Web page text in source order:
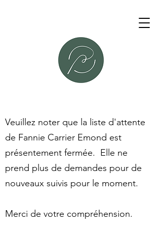
Veuillez noter que la liste d'attente
de Fannie Carrier Emond est
présentement fermée. Elle ne
prend plus de demandes pour de
nouveaux suivis pour le moment.
Merci de votre compréhension.